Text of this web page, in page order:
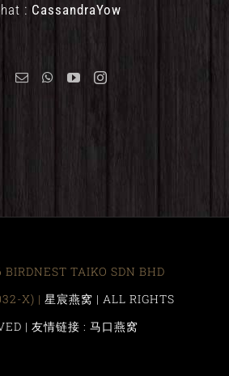
: CassandraYow
TAIKO SDN BHD
X) | 星宸燕窝 | ALL RIGHTS
| 友情链接 : 马口燕窝